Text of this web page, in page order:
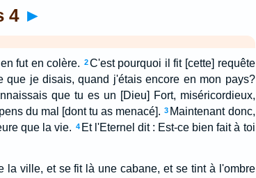
4 ►
fut en colère. 2C'est pourquoi il fit [cette] requête
je disais, quand j'étais encore en mon pays?
que tu es un [Dieu] Fort, miséricordieux,
du mal [dont tu as menacé]. 3 Maintenant donc,
que la vie. 4 Et l'Eternel dit : Est-ce bien fait à toi
la ville, et se fit là une cabane, et se tint à l'ombre